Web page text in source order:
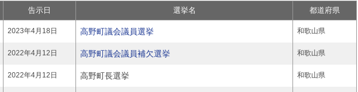
告示日 選挙名 都道府県
2023年4月18日 高野町議会議員選挙 和歌山県
2022年4月12日 高野町議会議員補欠選挙 和歌山県
2022年4月12日 高野町長選挙 和歌山県